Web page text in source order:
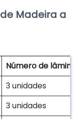
Madeira a
Número de
3 unidades
3 unidades